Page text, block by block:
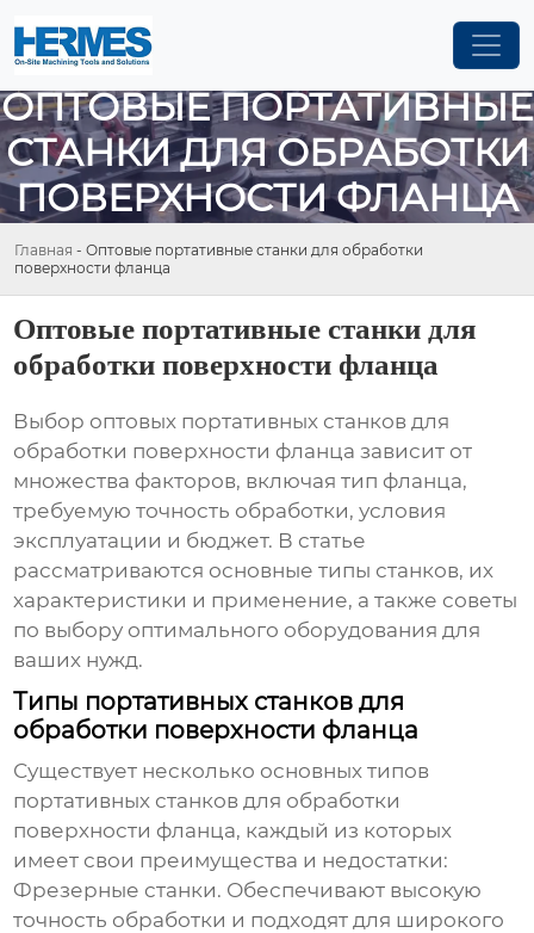
ОПТОВЫЕ ПОРТАТИВНЫЕ
СТАНКИ ДЛЯ ОБРАБОТКИ
ПОВЕРХНОСТИ ФЛАНЦА
Главная - Оптовые портативные станки для обработки
поверхности фланца
Оптовые портативные станки для
обработки поверхности фланца
Выбор оптовых портативных станков для
обработки поверхности фланца зависит от
множества факторов, включая тип фланца,
требуемую точность обработки, условия
эксплуатации и бюджет. В статье
рассматриваются основные типы станков, их
характеристики и применение, а также советы
по выбору оптимального оборудования для
ваших нужд.
Типы портативных станков для
обработки поверхности фланца
Существует несколько основных типов
портативных станков для обработки
поверхности фланца, каждый из которых
имеет свои преимущества и недостатки:
Фрезерные станки. Обеспечивают высокую
точность обработки и подходят для широкого